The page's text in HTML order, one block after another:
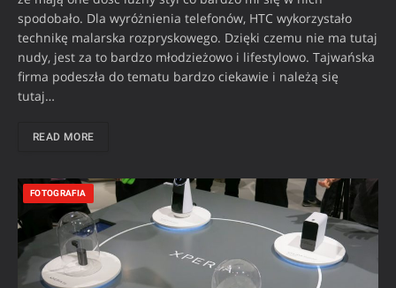
spodobało. Dla wyróżnienia telefonów, HTC wykorzystało
technikę malarska rozpryskowego. Dzięki czemu nie ma tutaj
nudy, jest za to bardzo młodzieżowo i lifestylowo. Tajwańska
firma podeszła do tematu bardzo ciekawie i należą się
tutaj…
READ MORE
FOTOGRAFIA